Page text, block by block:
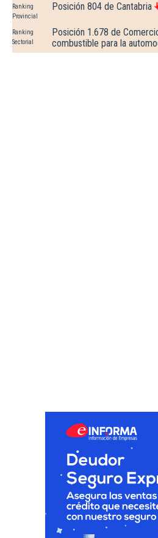
Ranking
Provincial
Posición 804 de Cantabria
Ranking
Sectorial
Posición 1.678 de
combustible para la